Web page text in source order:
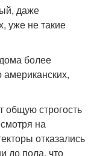
даже
уже не такие
более
общую строгость
на
отказались
до пола, что